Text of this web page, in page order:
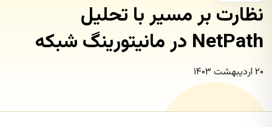
نظارت بر مسیر با تحلیل
NetPath در مانیتورینگ شبکه
۲۰ اردیبهشت ۱۴۰۳